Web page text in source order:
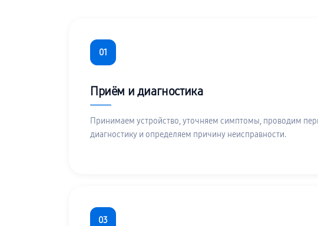
01
Приём и диагностика
Принимаем устройство, уточняем симптомы, проводим
диагностику и определяем причину неисправности.
03